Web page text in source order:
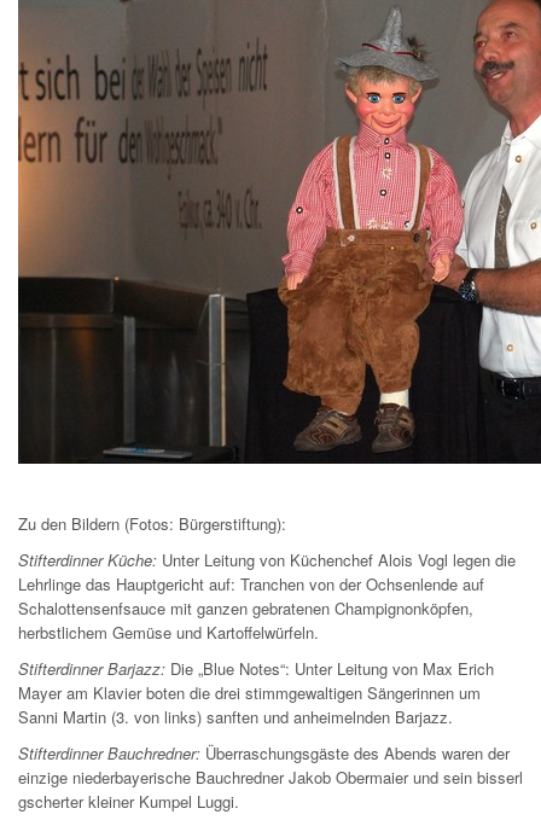
Zu den Bildern (Fotos: Bürgerstiftung):
Stifterdinner Küche: Unter Leitung von Küchenchef Alois Vogl legen die
Lehrlinge das Hauptgericht auf: Tranchen von der Ochsenlende auf
Schalottensenfsauce mit ganzen gebratenen Champignonköpfen,
herbstlichem Gemüse und Kartoffelwürfeln.
Stifterdinner Barjazz: Die „Blue Notes“: Unter Leitung von Max Erich
Mayer am Klavier boten die drei stimmgewaltigen Sängerinnen um
Sanni Martin (3. von links) sanften und anheimelnden Barjazz.
Stifterdinner Bauchredner: Überraschungsgäste des Abends waren der
einzige niederbayerische Bauchredner Jakob Obermaier und sein bisserl
gscherter kleiner Kumpel Luggi.